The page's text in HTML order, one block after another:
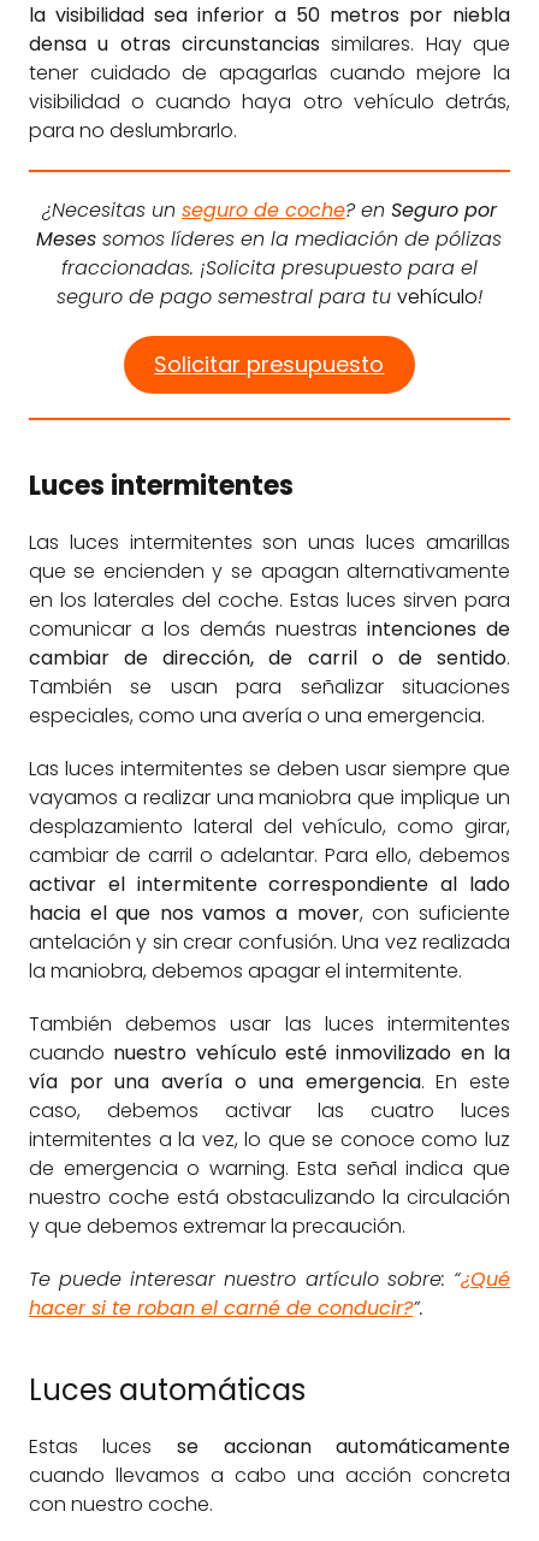
la visibilidad sea inferior a 50 metros por niebla
densa u otras circunstancias similares. Hay que
tener cuidado de apagarlas cuando mejore la
visibilidad o cuando haya otro vehículo detrás,
para no deslumbrarlo.
¿Necesitas un seguro de coche? en Seguro por
Meses somos líderes en la mediación de pólizas
fraccionadas. ¡Solicita presupuesto para el
seguro de pago semestral para tu vehículo!
Solicitar presupuesto
Luces intermitentes
Las luces intermitentes son unas luces amarillas
que se encienden y se apagan alternativamente
en los laterales del coche. Estas luces sirven para
comunicar a los demás nuestrasintenciones de
cambiar de dirección, de carril o de sentido.
También se usan para señalizar situaciones
especiales, como una avería o una emergencia.
Las luces intermitentes se deben usar siempre que
vayamos a realizar una maniobra que implique un
desplazamiento lateral del vehículo, como girar,
cambiar de carril o adelantar. Para ello, debemos
activar el intermitente correspondiente al lado
hacia el que nos vamos a mover, con suficiente
antelación y sin crear confusión. Una vez realizada
la maniobra, debemos apagar el intermitente.
También debemos usar las luces intermitentes
cuando nuestro vehículo esté inmovilizado en la
vía por una avería o una emergencia. En este
caso, debemos activar las cuatro luces
intermitentes a la vez, lo que se conoce como luz
de emergencia o warning. Esta señal indica que
nuestro coche está obstaculizando la circulación
y que debemos extremar la precaución.
Te puede interesar nuestro artículo sobre: “¿Qué
hacer si te roban el carné de conducir?”.
Luces automáticas
Estas luces se accionan automáticamente
cuando llevamos a cabo una acción concreta
con nuestro coche.